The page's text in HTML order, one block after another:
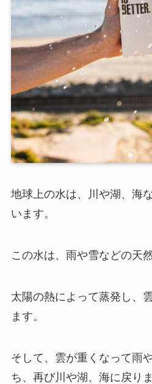
地球上の水は、川や湖、海
います。
この水は、雨や雪などの天
太陽の熱によって蒸発し、
ます。
そして、雲が重くなって雨
ち、再び川や湖、海に戻りま